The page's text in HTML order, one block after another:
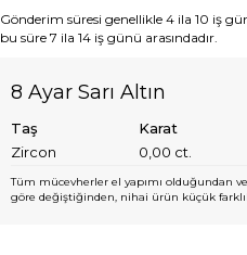
Gönderim süresi genellikle 4 ila 10 iş
bu süre 7 ila 14 iş günü arasındadır.
8 Ayar Sarı Altın
Taş Karat
Zircon
0,00 ct.
Tüm mücevherler el yapımı olduğundan
göre değiştiğinden, nihai ürün küçük